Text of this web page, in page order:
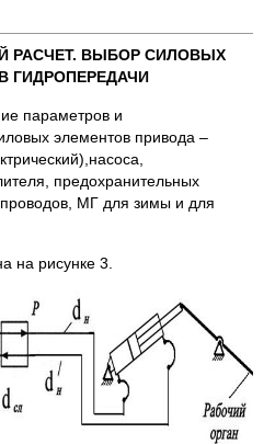
РАСЧЕТ. ВЫБОР СИЛОВЫХ
ГИДРОПЕРЕДАЧИ
параметров и
элементов привода –
предохранительных
МГ для зимы и для
на рисунке 3.